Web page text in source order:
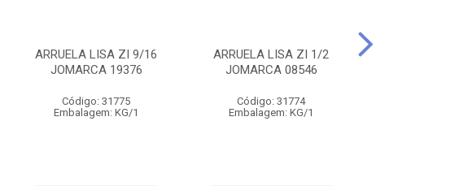
ARRUELA LISA ZI 9/16
JOMARCA 19376
Código: 31775
Embalagem: KG/1
ARRUELA LISA ZI 1/2
JOMARCA 08546
Código: 31774
Embalagem: KG/1